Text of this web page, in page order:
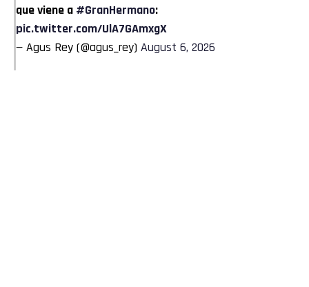
que viene a #GranHermano:
pic.twitter.com/UlA7GAmxgX
— Agus Rey (@agus_rey) August 6, 2026